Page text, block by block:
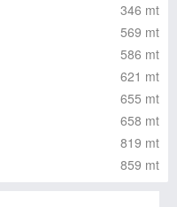
346 mt
569 mt
586 mt
621 mt
655 mt
658 mt
819 mt
859 mt